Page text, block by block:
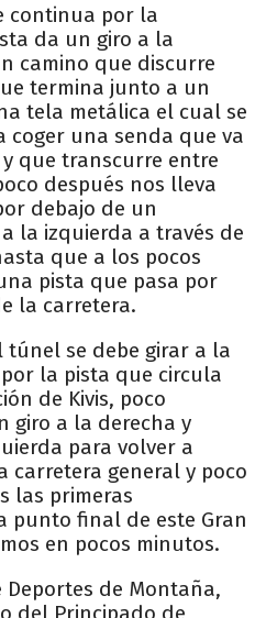
continua por la
da un giro a la
camino que discurre
termina junto a un
tela metálica el cual se
coger una senda que va
que transcurre entre
después nos lleva
debajo de un
la izquierda a través de
que a los pocos
pista que pasa por
la carretera.
túnel se debe girar a la
la pista que circula
de Kivis, poco
giro a la derecha y
para volver a
carretera general y poco
las primeras
punto final de este Gran
en pocos minutos.
Deportes de Montaña,
del Principado de